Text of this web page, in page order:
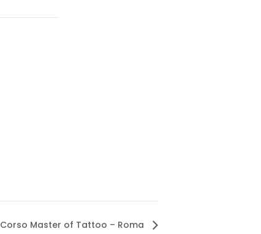
Corso Master of Tattoo – Roma